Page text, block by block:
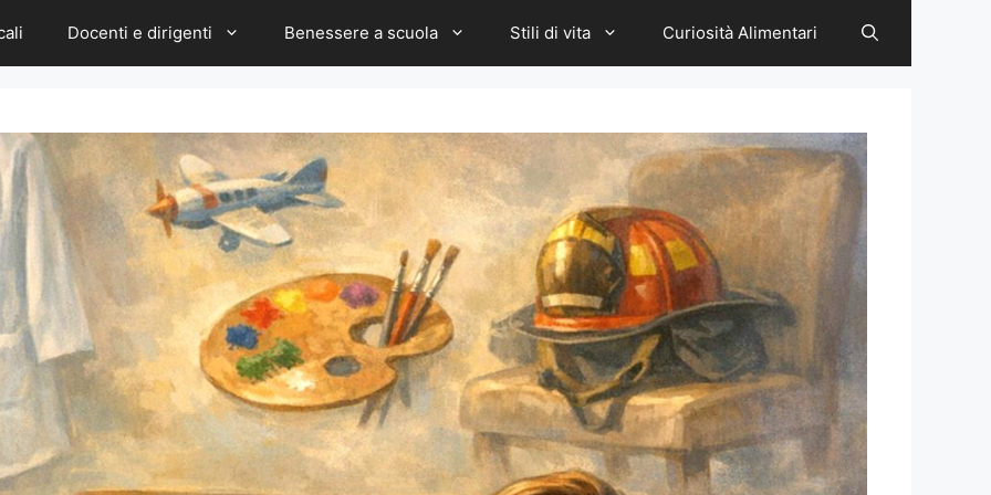
Docenti e dirigenti Benessere a scuola Stili di vita Curiosità Alimentari